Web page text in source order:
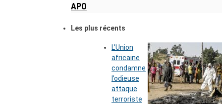
APO
Les plus récents
L’Union
africaine
condamne
l’odieuse
attaque
terroriste